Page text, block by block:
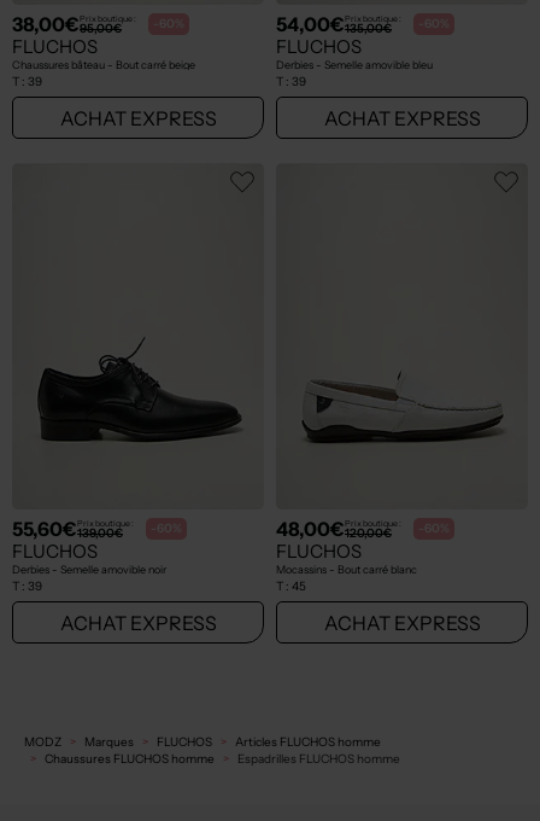
38,00€Prix boutique :
95,00€ -60%
FLUCHOS
Chaussures bâteau - Bout carré beige
T : 39
ACHAT EXPRESS
54,00€Prix boutique :
135,00€ -60%
FLUCHOS
Derbies - Semelle amovible bleu
T : 39
ACHAT EXPRESS
55,60€Prix boutique :
139,00€ -60%
FLUCHOS
Derbies - Semelle amovible noir
T : 39
ACHAT EXPRESS
48,00€Prix boutique :
120,00€ -60%
FLUCHOS
Mocassins - Bout carré blanc
T : 45
ACHAT EXPRESS
MODZ Marques FLUCHOS
Articles FLUCHOS homme
Chaussures FLUCHOS homme
Espadrilles FLUCHOS homme